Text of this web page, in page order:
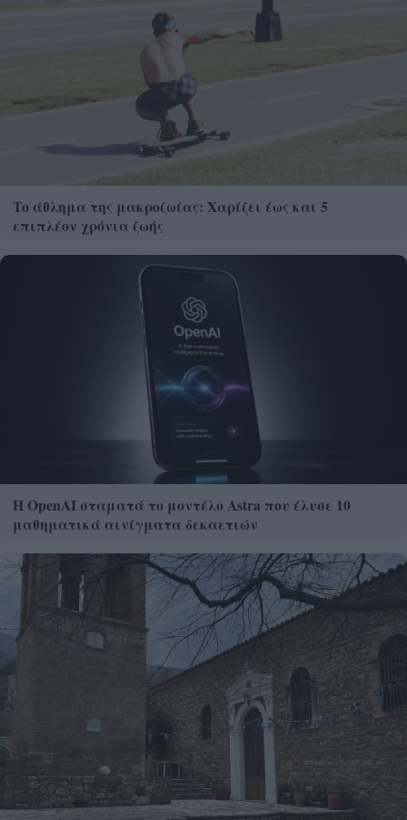
Το άθλημα της μακροζωίας: Χαρίζει έως και 5
επιπλέον χρόνια ζωής
Η OpenAI σταματά το μοντέλο Astra που έλυσε 10
μαθηματικά αινίγματα δεκαετιών